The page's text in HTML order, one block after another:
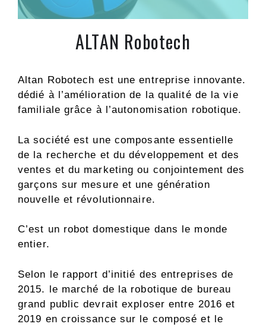
ALTAN Robotech
Altan Robotech est une entreprise innovante.
dédié à l’amélioration de la qualité de la vie
familiale grâce à l’autonomisation robotique.
La société est une composante essentielle
de la recherche et du développement et des
ventes et du marketing ou conjointement des
garçons sur mesure et une génération
nouvelle et révolutionnaire.
C’est un robot domestique dans le monde
entier.
Selon le rapport d’initié des entreprises de
2015. le marché de la robotique de bureau
grand public devrait exploser entre 2016 et
2019 en croissance sur le composé et le